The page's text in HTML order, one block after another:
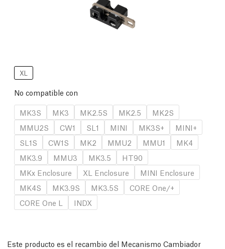
XL
No compatible con
MK3S
MK3 MK2.5S MK2.5
MK2S
MMU2S
CW1 SL1 MINI MK3S+
MINI+
SL1S
CW1S MK2 MMU2 MMU1
MK4
MK3.9
MMU3 MK3.5
HT90
MKx Enclosure
XL Enclosure
MINI Enclosure
MK4S
MK3.9S MK3.5S
CORE One/+
CORE One L
INDX
Este producto es el recambio del Mecanismo Cambiador